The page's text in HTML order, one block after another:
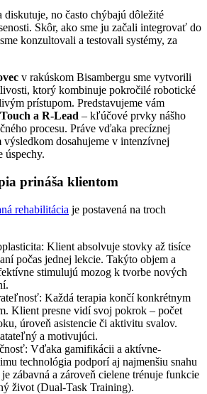
no často chýbajú dôležité
Skôr, ako sme ju začali integrovať do
konzultovali a testovali systémy, za
v rakúskom Bisambergu sme vytvorili
ktorý kombinuje pokročilé robotické
prístupom. Predstavujeme vám
a R-Lead – kľúčové prvky nášho
procesu. Práve vďaka precíznej
dosahujeme v intenzívnej
úspechy.
prináša klientom
rehabilitácia je postavená na troch
Klient absolvuje stovky až tisíce
počas jednej lekcie. Takýto objem a
stimulujú mozog k tvorbe nových
Každá terapia končí konkrétnym
Klient presne vidí svoj pokrok – počet
úroveň asistencie či aktivitu svalov.
a motivujúci.
Vďaka gamifikácii a aktívne-
technológia podporí aj najmenšiu snahu
zábavná a zároveň cielene trénuje funkcie
život (Dual-Task Training).